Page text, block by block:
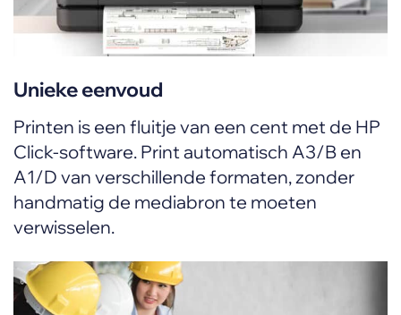
Unieke eenvoud
Printen is een fluitje van een cent met de HP
Click-software. Print automatisch A3/B en
A1/D van verschillende formaten, zonder
handmatig de mediabron te moeten
verwisselen.